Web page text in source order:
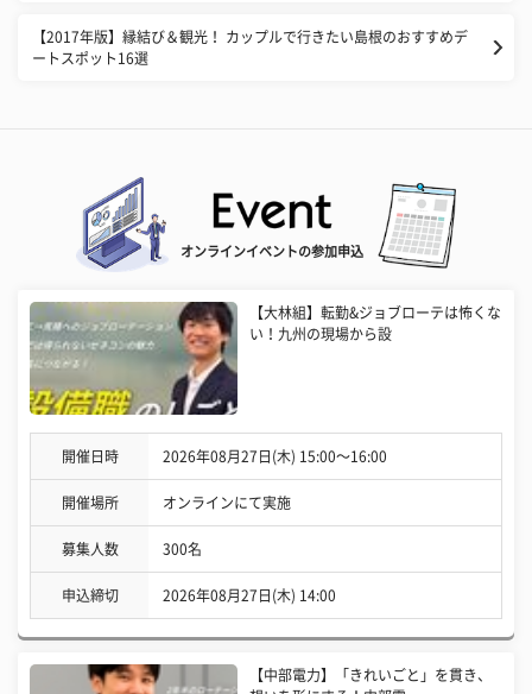
【2017年版】縁結び＆観光！ カップルで行きたい島根のおすすめデ
ートスポット16選
オンラインイベントの参加申込
【大林組】転勤&ジョブローテは怖くな
い！九州の現場から設
開催日時 2026年08月27日(木) 15:00〜16:00
開催場所 オンラインにて実施
募集人数 300名
申込締切 2026年08月27日(木) 14:00
【中部電力】「きれいごと」を貫き、